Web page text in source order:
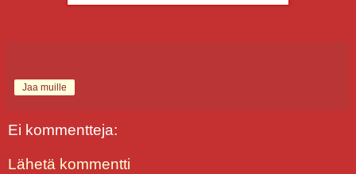
Jaa muille
Ei kommentteja:
Lähetä kommentti